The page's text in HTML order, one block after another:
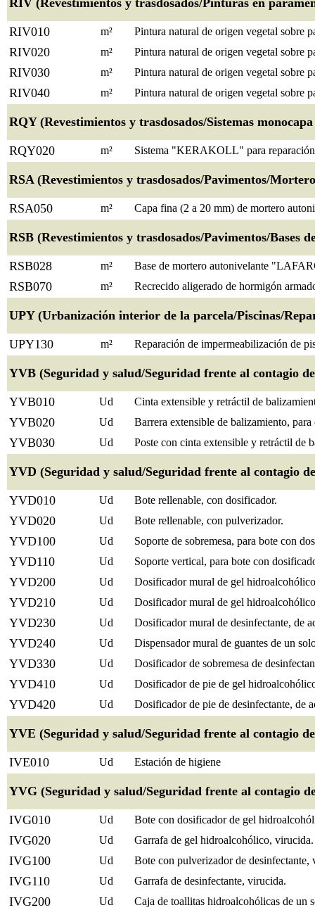
RIV (Revestimientos y trasdosados/Pinturas en
RIV010 m² Pintura natural de origen vegetal sobre
RIV020 m² Pintura natural de origen vegetal sobre
RIV030 m² Pintura natural de origen vegetal sobre
RIV040 m² Pintura natural de origen vegetal sobre
RQY (Revestimientos y trasdosados/Sistemas
RQY020 m² Sistema "KERAKOLL" para
RSA (Revestimientos y trasdosados/Pavimentos/
RSA050 m² Capa fina (2 a 20 mm) de mortero
RSB (Revestimientos y trasdosados/Pavimentos/Bases
RSB028 m² Base de mortero autonivelante
RSB070 m² Recrecido aligerado de hormigón
UPY (Urbanización interior de la parcela/Piscinas/
UPY130 m² Reparación de impermeabilización de
YVB (Seguridad y salud/Seguridad frente al contagio
YVB010 Ud Cinta extensible y retráctil de
YVB020 Ud Barrera extensible de balizamiento, para
YVB030 Ud Poste con cinta extensible y retráctil de
YVD (Seguridad y salud/Seguridad frente al contagio
YVD010 Ud Bote rellenable, con dosificador.
YVD020 Ud Bote rellenable, con pulverizador.
YVD100 Ud Soporte de sobremesa, para bote con
YVD110 Ud Soporte vertical, para bote con
YVD200 Ud Dosificador mural de gel
YVD210 Ud Dosificador mural de gel
YVD230 Ud Dosificador mural de desinfectante, de
YVD240 Ud Dispensador mural de guantes de un
YVD330 Ud Dosificador de sobremesa de
YVD410 Ud Dosificador de pie de gel
YVD420 Ud Dosificador de pie de desinfectante, de
YVE (Seguridad y salud/Seguridad frente al contagio
IVE010 Ud Estación de higiene
YVG (Seguridad y salud/Seguridad frente al contagio
IVG010 Ud Bote con dosificador de gel
IVG020 Ud Garrafa de gel hidroalcohólico, virucida.
IVG100 Ud Bote con pulverizador de desinfectante,
IVG110 Ud Garrafa de desinfectante, virucida.
IVG200 Ud Caja de toallitas hidroalcohólicas de un